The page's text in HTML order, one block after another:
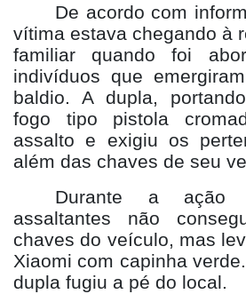
De acordo com
vítima estava chegando à
familiar quando foi
indivíduos que
baldio. A dupla,
fogo tipo pistola
assalto e exigiu os
além das chaves de seu
Durante a ação
assaltantes não
chaves do veículo, mas
Xiaomi com capinha
dupla fugiu a pé do local.